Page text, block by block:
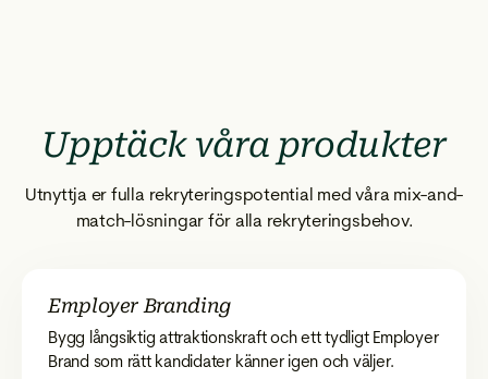
Upptäck våra produkter
Utnyttja er fulla rekryteringspotential med våra mix-and-
match-lösningar för alla rekryteringsbehov.
Employer Branding
Bygg långsiktig attraktionskraft och ett tydligt Employer
Brand som rätt kandidater känner igen och väljer.